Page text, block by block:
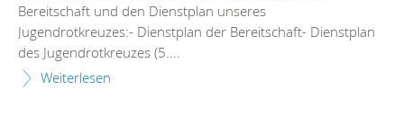
Bereitschaft und den Dienstplan unseres
Jugendrotkreuzes:- Dienstplan der Bereitschaft- Dienstplan
des Jugendrotkreuzes (5....
Weiterlesen